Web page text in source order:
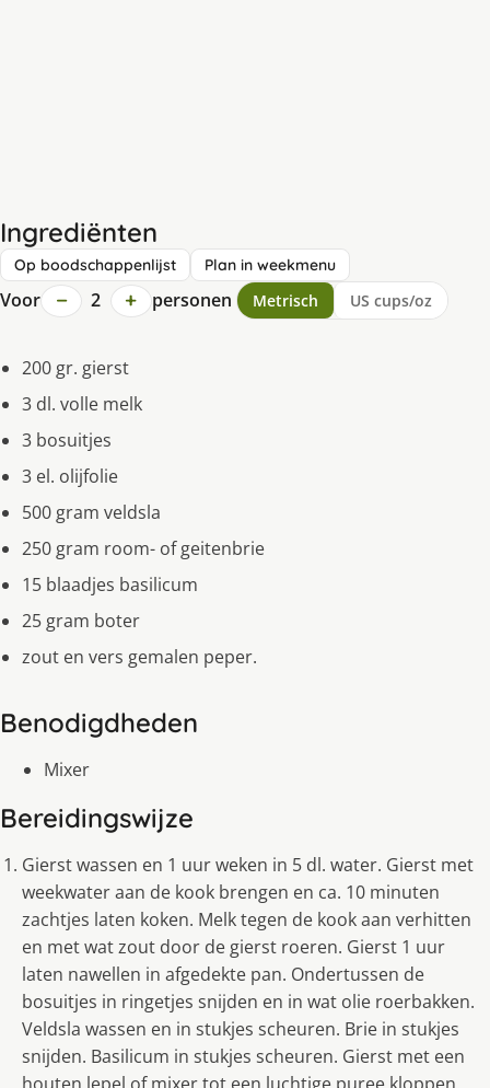
Ingrediënten
Op boodschappenlijst Plan in weekmenu
Voor − 2 + personen Metrisch US cups/oz
200 gr. gierst
3 dl. volle melk
3 bosuitjes
3 el. olijfolie
500 gram veldsla
250 gram room- of geitenbrie
15 blaadjes basilicum
25 gram boter
zout en vers gemalen peper.
Benodigdheden
Mixer
Bereidingswijze
Gierst wassen en 1 uur weken in 5 dl. water. Gierst met
weekwater aan de kook brengen en ca. 10 minuten
zachtjes laten koken. Melk tegen de kook aan verhitten
en met wat zout door de gierst roeren. Gierst 1 uur
laten nawellen in afgedekte pan. Ondertussen de
bosuitjes in ringetjes snijden en in wat olie roerbakken.
Veldsla wassen en in stukjes scheuren. Brie in stukjes
snijden. Basilicum in stukjes scheuren. Gierst met een